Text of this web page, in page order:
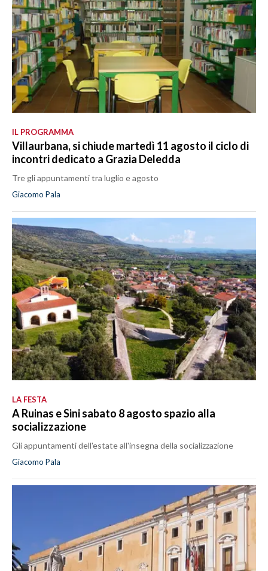
IL PROGRAMMA
Villaurbana, si chiude martedì 11 agosto il ciclo di
incontri dedicato a Grazia Deledda
Tre gli appuntamenti tra luglio e agosto
Giacomo Pala
LA FESTA
A Ruinas e Sini sabato 8 agosto spazio alla
socializzazione
Gli appuntamenti dell'estate all'insegna della socializzazione
Giacomo Pala